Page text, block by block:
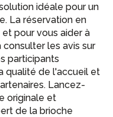
idéale pour un
La réservation en
pour vous aider à
les avis sur
participants
qualité de l'accueil et
Lancez-
originale et
de la brioche